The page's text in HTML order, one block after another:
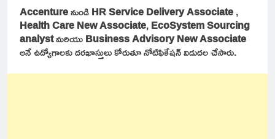
AccentureనుండిHR Service Delivery Associate,
Health Care New Associate,EcoSystem Sourcing
analystమరియుBusiness Advisory New Associate
అనే ఉద్యోగాలకు దరఖాస్తులు కోరుతూ నోటిఫికేషన్ విడుదల చేసారు.